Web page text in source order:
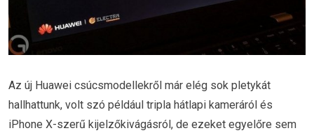
Az új Huawei csúcsmodellekről már elég sok pletykát
hallhattunk, volt szó például tripla hátlapi kameráról és
iPhone X-szerű kijelzőkivágásról, de ezeket egyelőre sem